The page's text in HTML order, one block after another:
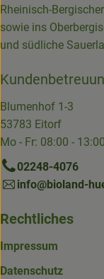
Rheinisch-
sowie ins
und südliche
Blumenhof 1-3
53783 Eitorf
Mo - Fr: 08:00 -
02248-4076
info@bioland-
Rechtliches
Impressum
Datenschutz